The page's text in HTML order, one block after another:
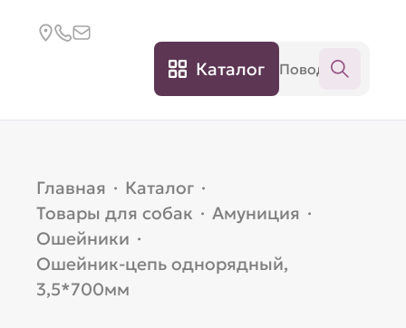
Каталог
Главная · Каталог ·
Товары для собак · Амуниция ·
Ошейники ·
Ошейник-цепь однорядный,
3,5*700мм